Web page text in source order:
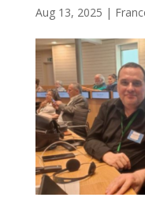
Aug 13, 2025 |